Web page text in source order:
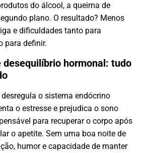
do álcool, a queima de
plano. O resultado? Menos
e dificuldades tanto para
para definir.
desequilíbrio hormonal: tudo
o sistema endócrino
o estresse e prejudica o sono
para recuperar o corpo após
o apetite. Sem uma boa noite de
humor e capacidade de manter